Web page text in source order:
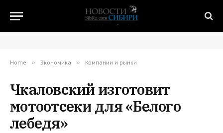
Home » Экономика » Компании и рынки
Чкаловский изготовит
мотоотсеки для «Белого
лебедя»